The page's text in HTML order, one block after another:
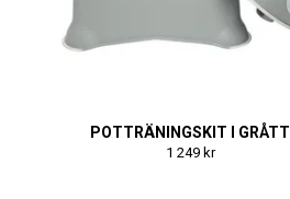
POTTRÄNINGSKIT I GRÅTT
1 249 kr